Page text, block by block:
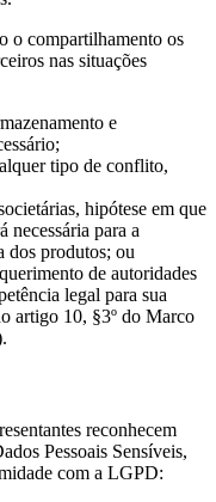
o compartilhamento os
nas situações
e
tipo de conflito,
hipótese em que
necessária para a
dos produtos; ou
de autoridades
legal para sua
artigo 10, §3º do Marco
reconhecem
Pessoais Sensíveis,
com a LGPD: